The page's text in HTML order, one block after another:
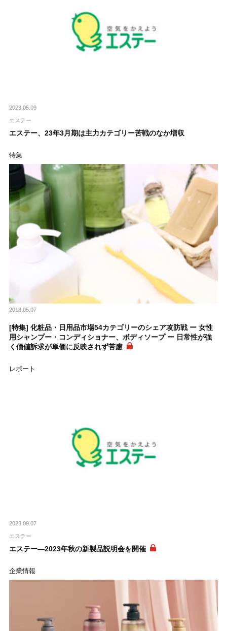
2023.05.09
エステー
エステー、23年3月期は主力カテゴリー苦戦のなか増収
特集
2018.05.07
[特集] 化粧品・日用品市場54カテゴリーのシェア攻防戦 ー 女性
用シャンプー・コンディショナー、ボディソープ ー 日常性が強
く価値訴求が単価に反映されず苦慮
レポート
2023.09.07
エステー
エステー―2023年秋の新製品説明会を開催
企業情報